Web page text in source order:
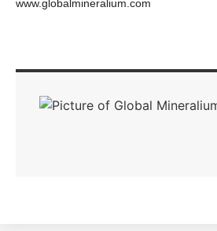
www.globalmineralium.com